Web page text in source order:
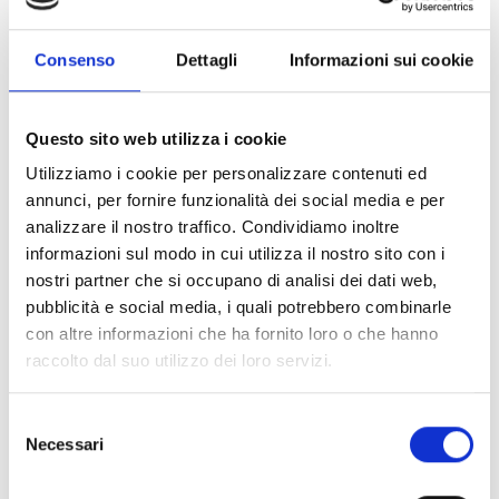
Consenso Dettagli Informazioni sui cookie
Questo sito web utilizza i cookie
Utilizziamo i cookie per personalizzare contenuti ed
annunci, per fornire funzionalità dei social media e per
analizzare il nostro traffico. Condividiamo inoltre
informazioni sul modo in cui utilizza il nostro sito con i
nostri partner che si occupano di analisi dei dati web,
pubblicità e social media, i quali potrebbero combinarle
con altre informazioni che ha fornito loro o che hanno
raccolto dal suo utilizzo dei loro servizi.
delNecessari
Attuare gli interventi di primo soccorso
dell’infortunato e manovre per la pervietà delle prime vie
aeree, respirazione artificiale, messaggio cardico
esterno;
Riconoscimento e limiti d’intervento di primo soccorso:
lipotimia, sincope, shock, edema polmonare acuto, crisi
asmatica, dolore acuto stenocardico, reazioni allergiche,
crisi convulsive, emorragie esterne post-traumatiche e
tamponamento emorragico.